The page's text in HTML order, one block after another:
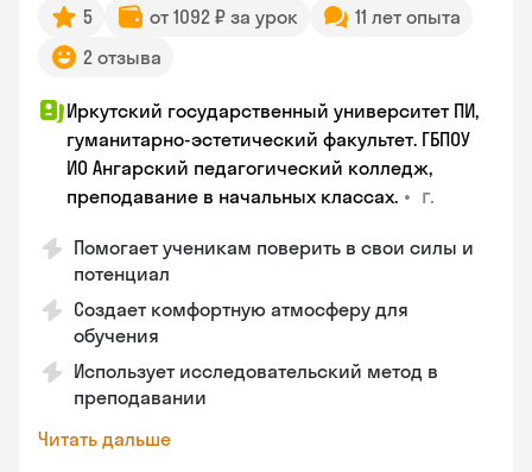
5 от 1092 ₽ за урок
11 лет опыта
2 отзыва
Иркутский государственный университет ПИ,
гуманитарно-эстетический факультет. ГБПОУ
ИО Ангарский педагогический колледж,
преподавание в начальных классах. • г.
Помогает ученикам поверить в свои силы и
потенциал
Создает комфортную атмосферу для
обучения
Использует исследовательский метод в
преподавании
Читать дальше